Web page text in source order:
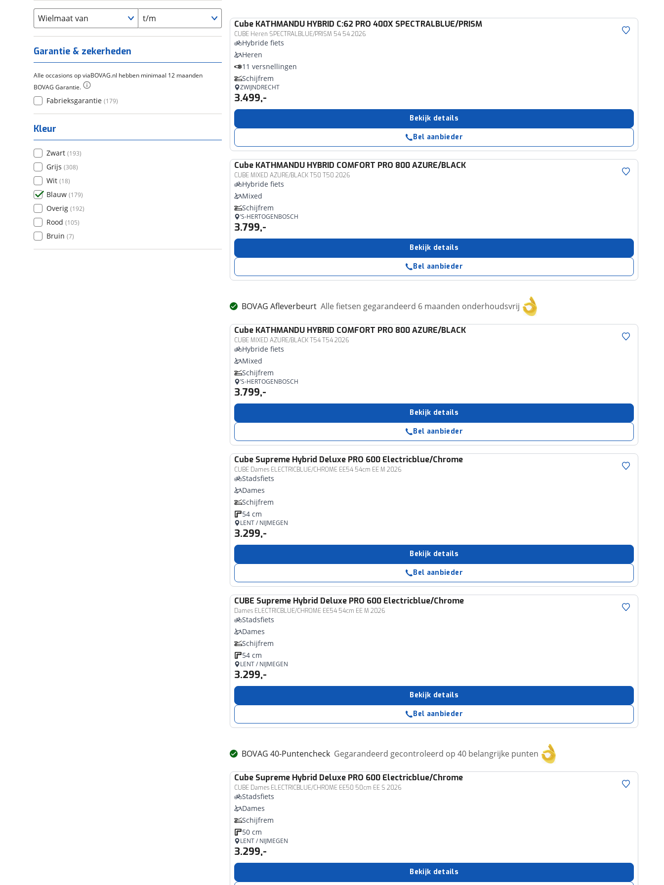
Overig ( 0)
Scandium
Staal (0 )
Tica
Wielmaat van t/m
Garantie & zekerheden
Alle occasions op viaBOVAG.nl hebben minimaal 12 maanden
BOVAG Garantie.
Fabrieksgarantie (179)
Kleur
Zwart (193)
Grijs (308)
Wit (18)
Blauw (179)
Overig (192)
Rood (105)
Bruin (7)
Cube KATHMANDU HYBRID C:62 PRO 400X SPECTRALBLUE/PRISM
CUBE Heren SPECTRALBLUE/PRISM 54 54 2026
Hybride fiets
Heren
11 versnellingen
Schijfrem
ZWIJNDRECHT
3.499,-
Bekijk details
Bel aanbieder
Cube KATHMANDU HYBRID COMFORT PRO 800 AZURE/BLACK
CUBE MIXED AZURE/BLACK T50 T50 2026
Hybride fiets
Mixed
Schijfrem
’S-HERTOGENBOSCH
3.799,-
Bekijk details
Bel aanbieder
BOVAG Afleverbeurt Alle fietsen gegarandeerd 6 maanden onderhoudsvrij
Cube KATHMANDU HYBRID COMFORT PRO 800 AZURE/BLACK
CUBE MIXED AZURE/BLACK T54 T54 2026
Hybride fiets
Mixed
Schijfrem
’S-HERTOGENBOSCH
3.799,-
Bekijk details
Bel aanbieder
Cube Supreme Hybrid Deluxe PRO 600 Electricblue/Chrome
CUBE Dames ELECTRICBLUE/CHROME EE54 54cm EE M 2026
Stadsfiets
Dames
Schijfrem
54 cm
LENT / NIJMEGEN
3.299,-
Bekijk details
Bel aanbieder
CUBE Supreme Hybrid Deluxe PRO 600 Electricblue/Chrome
Dames ELECTRICBLUE/CHROME EE54 54cm EE M 2026
Stadsfiets
Dames
Schijfrem
54 cm
LENT / NIJMEGEN
3.299,-
Bekijk details
Bel aanbieder
BOVAG 40-Puntencheck Gegarandeerd gecontroleerd op 40 belangrijke punten
Cube Supreme Hybrid Deluxe PRO 600 Electricblue/Chrome
CUBE Dames ELECTRICBLUE/CHROME EE50 50cm EE S 2026
Stadsfiets
Dames
Schijfrem
50 cm
LENT / NIJMEGEN
3.299,-
Bekijk details